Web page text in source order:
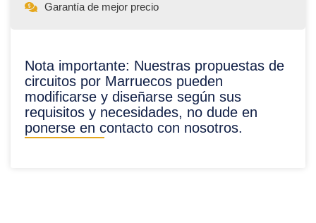
Garantía de mejor precio
Nota importante: Nuestras propuestas de
circuitos por Marruecos pueden
modificarse y diseñarse según sus
requisitos y necesidades, no dude en
ponerse en contacto con nosotros.